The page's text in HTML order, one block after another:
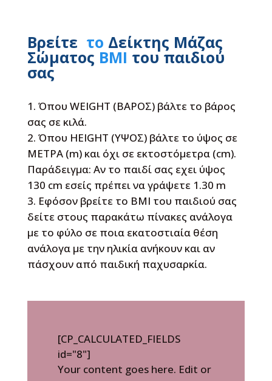
Bρείτε το Δείκτης Μάζας
Σώματος ΒΜΙ του παιδιού
σας
Όπου WEIGHT (ΒΑΡΟΣ) βάλτε το βάρος
σας σε κιλά.
Όπου HEIGHT (ΥΨΟΣ) βάλτε το ύψος σε
ΜΕΤΡΑ (m) και όχι σε εκτοστόμετρα (cm).
Παράδειγμα: Αν το παιδί σας εχει ύψος
130 cm εσείς πρέπει να γράψετε 1.30 m
Εφόσον βρείτε το BMI του παιδιού σας
δείτε στους παρακάτω πίνακες ανάλογα
με το φύλο σε ποια εκατοστιαία θέση
ανάλογα με την ηλικία ανήκουν και αν
πάσχουν από παιδική παχυσαρκία.
[CP_CALCULATED_FIELDS
id="8"]
Your content goes here. Edit or